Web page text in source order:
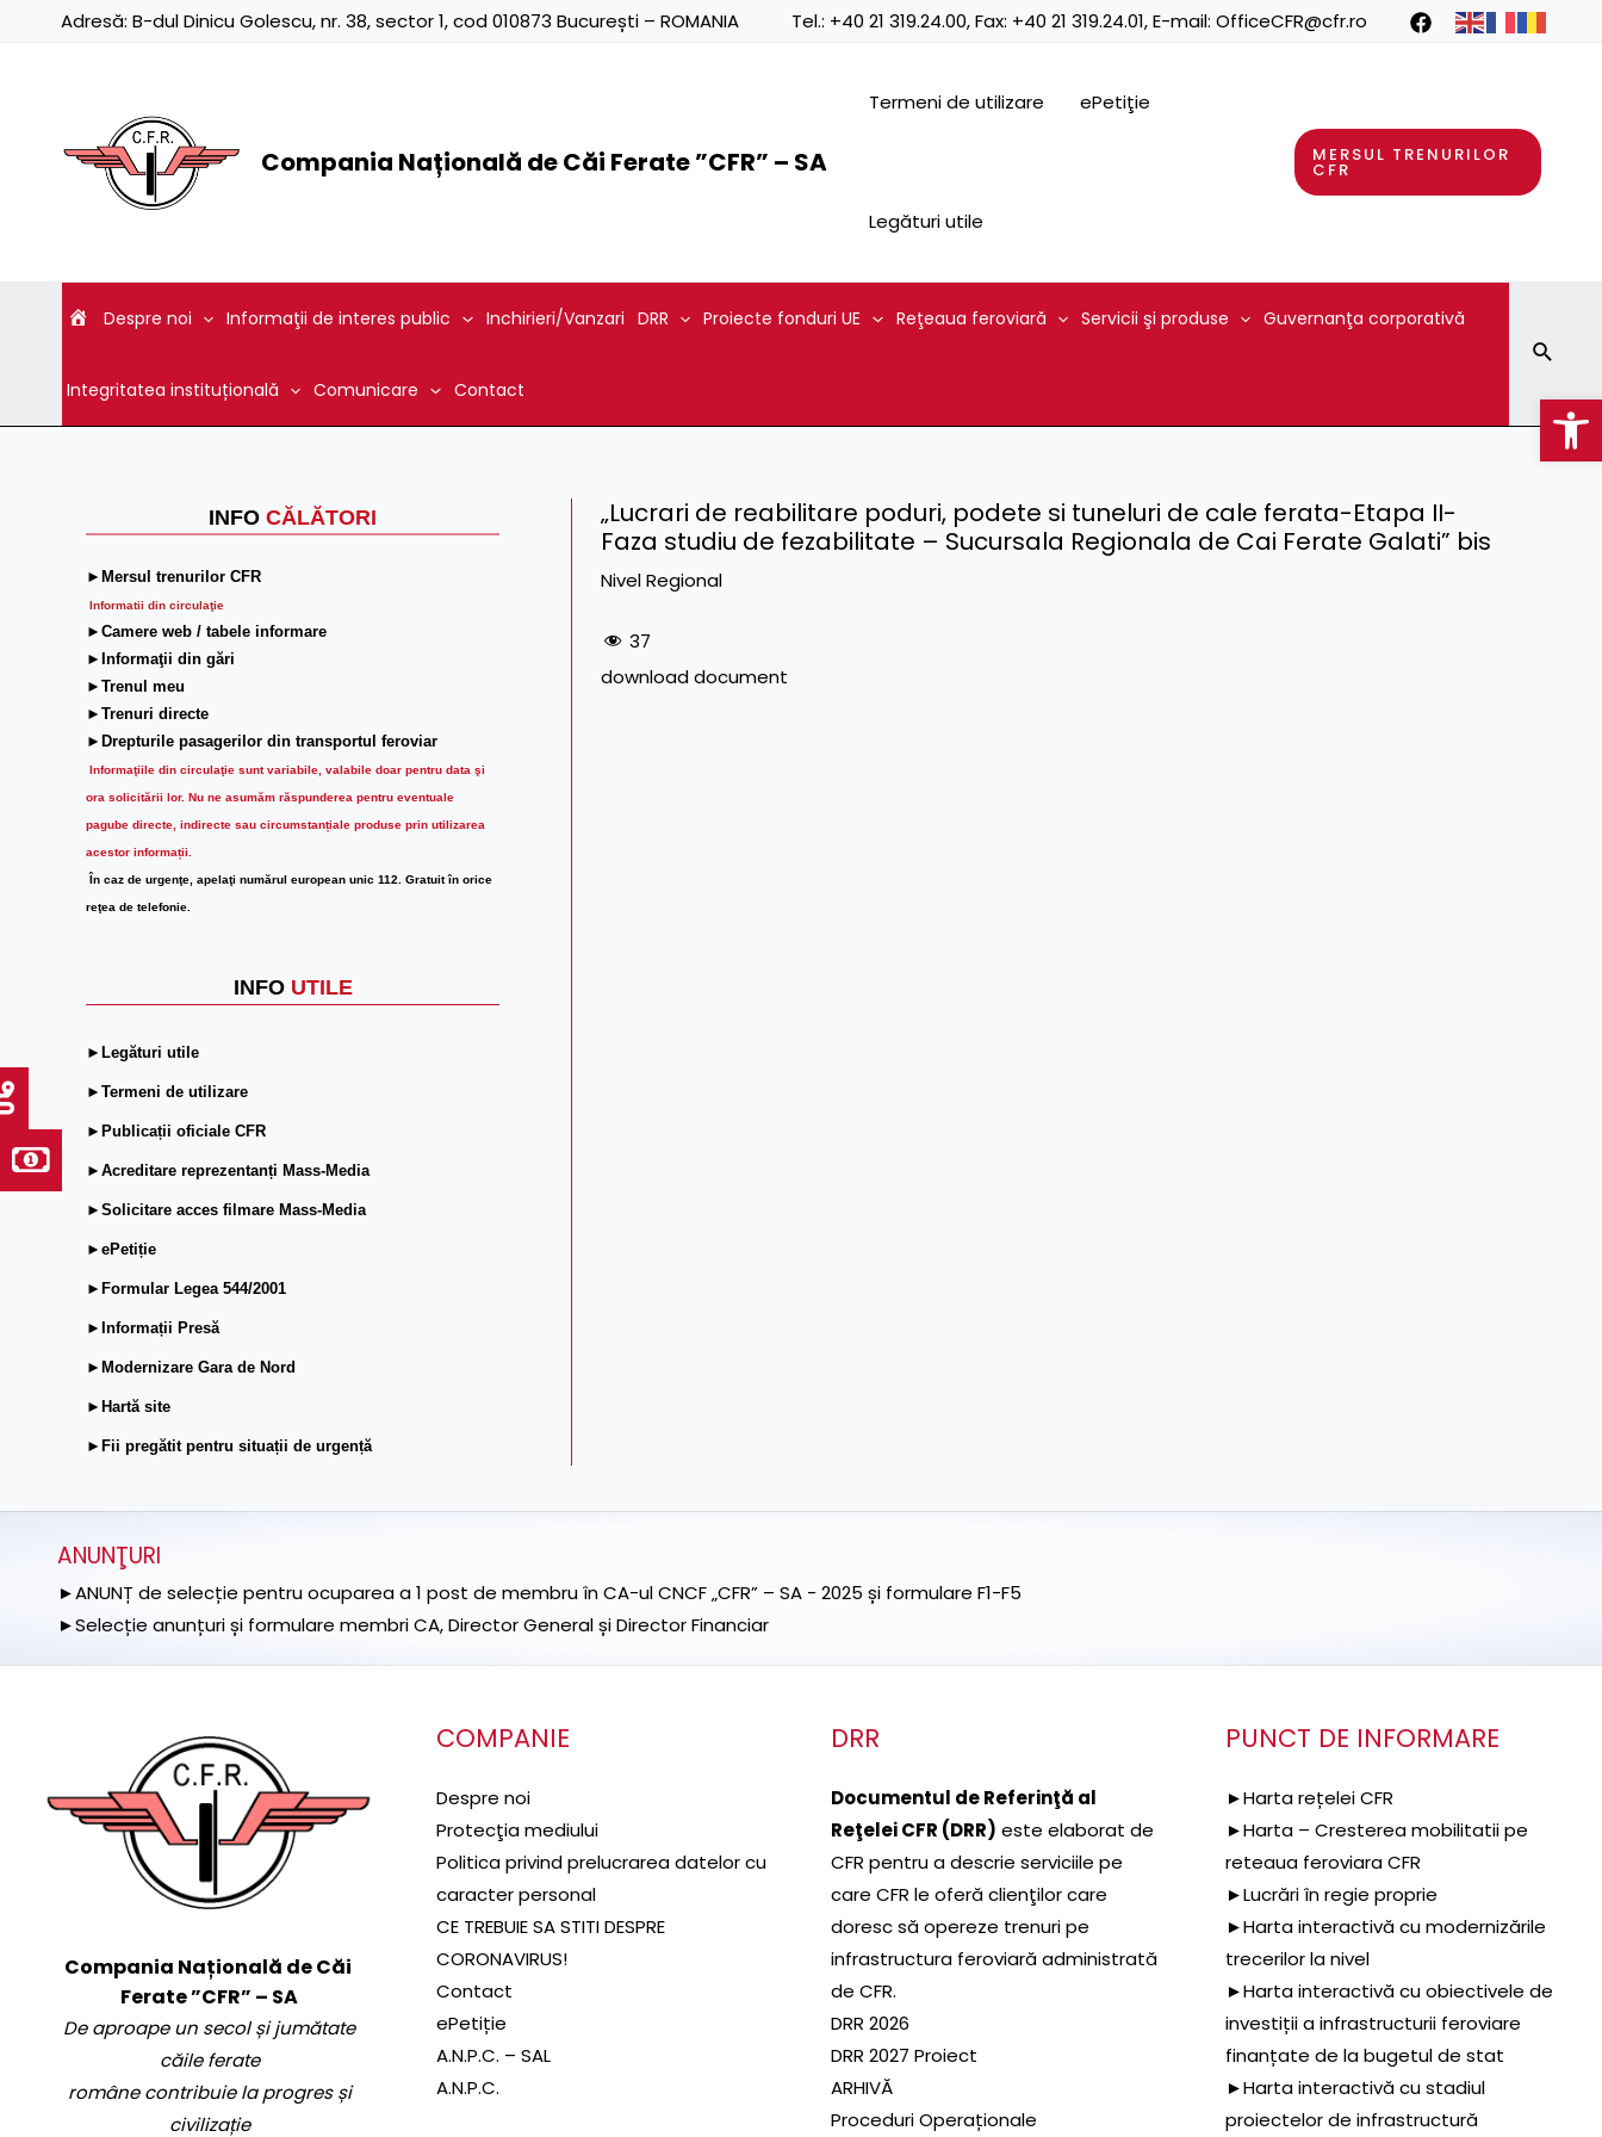
Adresă: B-dul Dinicu Golescu, nr. 38, sector 1, cod 010873 București – ROMANIA Tel.: +40 21 319.24.00, Fax: +40 21 319.24.01, E-mail: OfficeCFR@cfr.ro
Compania Națională de Căi Ferate ”CFR” – SA
Termeni de utilizare ePetiţie
Legături utile
MERSUL TRENURILOR
CFR
Despre noi Informaţii de interes public Inchirieri/Vanzari DRR Proiecte fonduri UE Reţeaua feroviară Servicii şi produse Guvernanţa corporativă
Integritatea instituțională Comunicare Contact
INFO CĂLĂTORI
►Mersul trenurilor CFR
Informatii din circulaţie
►Camere web / tabele informare
►Informaţii din gări
►Trenul meu
►Trenuri directe
►Drepturile pasagerilor din transportul feroviar
Informaţiile din circulaţie sunt variabile, valabile doar pentru data şi
ora solicitării lor. Nu ne asumăm răspunderea pentru eventuale
pagube directe, indirecte sau circumstanțiale produse prin utilizarea
acestor informații.
În caz de urgenţe, apelaţi numărul european unic 112. Gratuit în orice
reţea de telefonie.
INFO UTILE
►Legături utile
►Termeni de utilizare
►Publicații oficiale CFR
►Acreditare reprezentanți Mass-Media
►Solicitare acces filmare Mass-Media
►ePetiție
►Formular Legea 544/2001
►Informații Presă
►Modernizare Gara de Nord
►Hartă site
►Fii pregătit pentru situații de urgență
„Lucrari de reabilitare poduri, podete si tuneluri de cale ferata-Etapa II-
Faza studiu de fezabilitate – Sucursala Regionala de Cai Ferate Galati” bis
Nivel Regional
37
download document
ANUNŢURI
►ANUNȚ de selecție pentru ocuparea a 1 post de membru în CA-ul CNCF „CFR” – SA - 2025 și formulare F1-F5
►Selecție anunțuri și formulare membri CA, Director General și Director Financiar
Compania Națională de Căi
Ferate ”CFR” – SA
De aproape un secol și jumătate
căile ferate
române contribuie la progres și
civilizație
COMPANIE
Despre noi
Protecţia mediului
Politica privind prelucrarea datelor cu
caracter personal
CE TREBUIE SA STITI DESPRE
CORONAVIRUS!
Contact
ePetiție
A.N.P.C. – SAL
A.N.P.C.
DRR
Documentul de Referinţă al
Reţelei CFR (DRR) este elaborat de
CFR pentru a descrie serviciile pe
care CFR le oferă clienţilor care
doresc să opereze trenuri pe
infrastructura feroviară administrată
de CFR.
DRR 2026
DRR 2027 Proiect
ARHIVĂ
Proceduri Operaționale
PUNCT DE INFORMARE
►Harta rețelei CFR
►Harta – Cresterea mobilitatii pe
reteaua feroviara CFR
►Lucrări în regie proprie
►Harta interactivă cu modernizările
trecerilor la nivel
►Harta interactivă cu obiectivele de
investiții a infrastructurii feroviare
finanțate de la bugetul de stat
►Harta interactivă cu stadiul
proiectelor de infrastructură